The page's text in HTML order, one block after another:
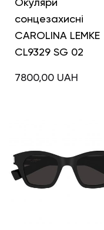
сонцезахисні
CAROLINA LEMKE
CL9329 SG 02
7800,00 UAH